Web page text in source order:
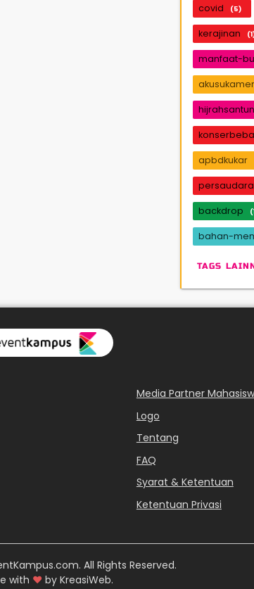
covid (5)
kerajinan
manfaat-
hijrahsantun
apbdkukar
backdrop
bahan-
TAGS
Media Partner
Logo
Tentang
FAQ
Syarat & Ketentuan
Ketentuan Privasi
All Rights Reserved.
with ♥ by KreasiWeb.